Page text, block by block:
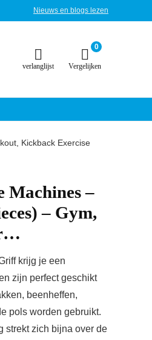
Nieuws en blogs lezen
verlanglijst
0
Vergelijken
Kickback Exercise
–
– Gym,
krijg je een
zijn perfect geschikt
beenheffen,
pols worden gebruikt.
strekt zich bijna over de